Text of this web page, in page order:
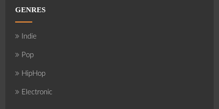
GENRES
Indie
Pop
HipHop
Electronic